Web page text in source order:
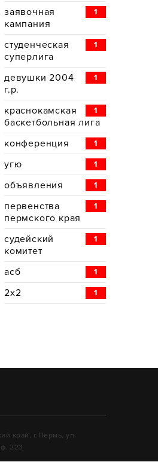
1
заявочная
кампания
1
студенческая
суперлига
1
девушки 2004
г.р.
1
краснокамская
баскетбольная лига
1
конференция
1
угю
1
объявления
1
первенства
пермского края
1
судейский
комитет
1
асб
1
2x2
край, г.Пермь, ул.
223